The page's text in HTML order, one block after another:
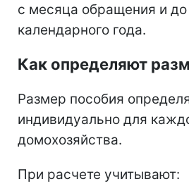
с месяца обращения и
календарного года.
Как определяют
Размер пособия
индивидуально для
домохозяйства.
При расчете учитывают: